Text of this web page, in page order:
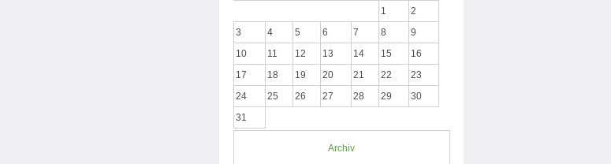
1
2
3
4 5 6 7 8
9
10
11 12 13 14 15
16
17
18 19 20 21 22
23
24
25 26 27 28 29
30
31
Archiv